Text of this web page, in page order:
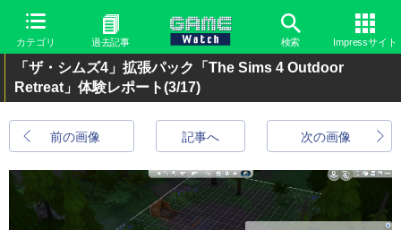
カテゴリ 過去記事 検索 Impressサイト
「ザ・シムズ4」拡張パック「The Sims 4 Outdoor
Retreat」体験レポート(3/17)
前の画像 次の画像
記事へ